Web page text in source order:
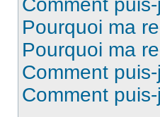
Comment
Pourquoi ma
Pourquoi ma
Comment
Comment